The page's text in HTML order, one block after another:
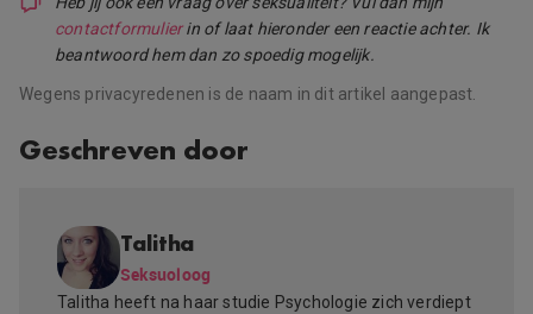
contactformulierin of laat hieronder een reactie achter. Ik
beantwoord hem dan zo spoedig mogelijk.
Wegens privacyredenen is de naam in dit artikel aangepast.
Geschreven door
Talitha
Seksuoloog
Talitha heeft na haar studie Psychologie zich verdiept